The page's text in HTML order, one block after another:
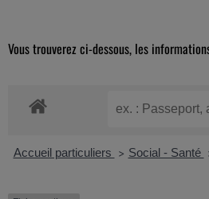
Vous trouverez ci-dessous, les
Accueil particuliers > Social - Santé